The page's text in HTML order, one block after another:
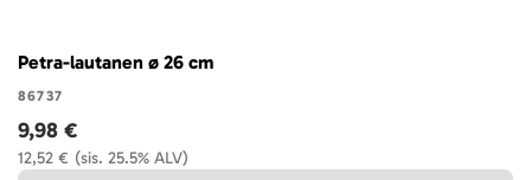
Petra-lautanen ø 26 cm
86737
(sis. 25.5% ALV)
12,52 €
9,98 €